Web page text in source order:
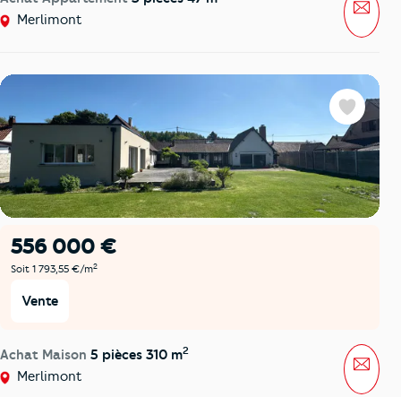
Merlimont
556 000 €
Soit 1 793,55 €/m2
Vente
Achat Maison 5 pièces 310 m2
Merlimont
Favoris